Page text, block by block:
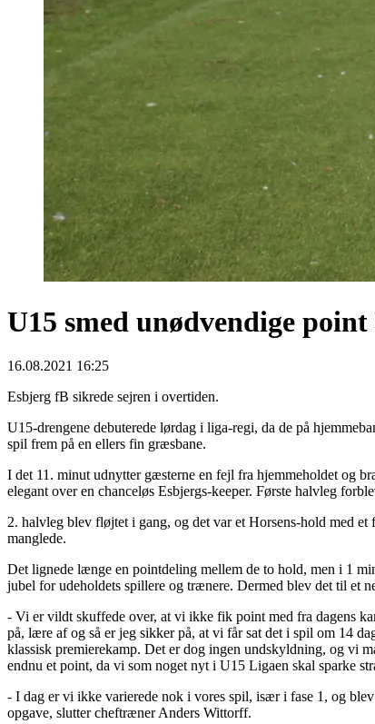
U15 smed unødvendige
16.08.2021 16:25
Esbjerg fB sikrede sejren i overtiden.
U15-drengene debuterede lørdag i liga-regi, da de på
spil frem på en ellers fin græsbane.
I det 11. minut udnytter gæsterne en fejl fra hjemmeholdet og
elegant over en chanceløs Esbjergs-keeper. Første halvleg
2. halvleg blev fløjtet i gang, og det var et Horsens-hold med
manglede.
Det lignede længe en pointdeling mellem de to hold, men i 1
jubel for udeholdets spillere og trænere. Dermed blev det til et
- Vi er vildt skuffede over, at vi ikke fik point med fra dagens
på, lære af og så er jeg sikker på, at vi får sat det i spil om 14
klassisk premierekamp. Det er dog ingen undskyldning, og vi
endnu et point, da vi som noget nyt i U15 Ligaen skal sparke
- I dag er vi ikke varierede nok i vores spil, især i fase 1, og
opgave, slutter cheftræner Anders Wittorff.